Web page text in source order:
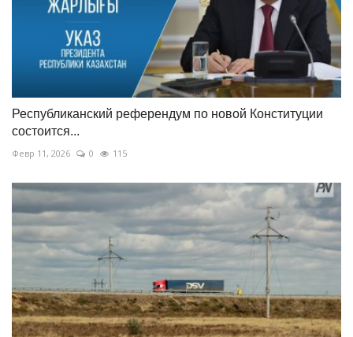
Республиканский референдум по новой Конституции
состоится...
Февр 11, 2026 0 115